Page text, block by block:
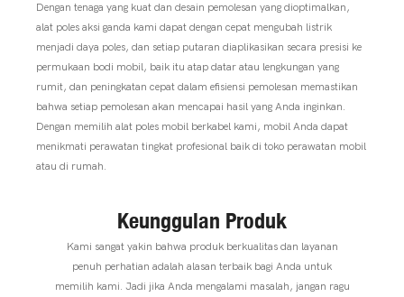
Dengan tenaga yang kuat dan desain pemolesan yang dioptimalkan,
alat poles aksi ganda kami dapat dengan cepat mengubah listrik
menjadi daya poles, dan setiap putaran diaplikasikan secara presisi ke
permukaan bodi mobil, baik itu atap datar atau lengkungan yang
rumit, dan peningkatan cepat dalam efisiensi pemolesan memastikan
bahwa setiap pemolesan akan mencapai hasil yang Anda inginkan.
Dengan memilih alat poles mobil berkabel kami, mobil Anda dapat
menikmati perawatan tingkat profesional baik di toko perawatan mobil
atau di rumah.
Keunggulan Produk
Kami sangat yakin bahwa produk berkualitas dan layanan
penuh perhatian adalah alasan terbaik bagi Anda untuk
memilih kami. Jadi jika Anda mengalami masalah, jangan ragu